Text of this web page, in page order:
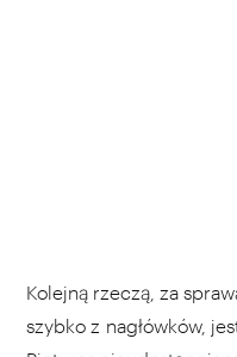
Kolejną rzeczą, za
szybko z nagłówków,